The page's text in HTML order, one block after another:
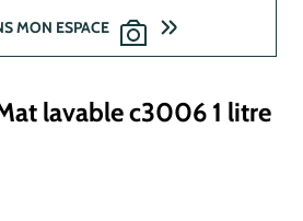
MON ESPACE
lavable c3006 1 litre